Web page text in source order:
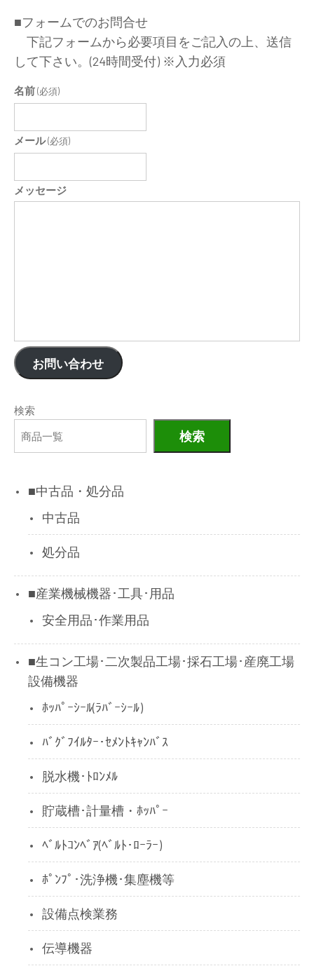
■フォームでのお問合せ
下記フォームから必要項目をご記入の上、送信
して下さい。(24時間受付) ※入力必須
名前(必須)
メール(必須)
メッセージ
お問い合わせ
検索
検索
■中古品・処分品
中古品
処分品
■産業機械機器･工具･用品
安全用品･作業用品
■生コン工場･二次製品工場･採石工場･産廃工場
設備機器
ﾎｯﾊﾟｰｼｰﾙ(ﾗﾊﾞｰｼｰﾙ)
ﾊﾞｸﾞﾌｲﾙﾀｰ･ｾﾒﾝﾄｷｬﾝﾊﾞｽ
脱水機･ﾄﾛﾝﾒﾙ
貯蔵槽･計量槽・ﾎｯﾊﾟｰ
ﾍﾞﾙﾄｺﾝﾍﾞｱ(ﾍﾞﾙﾄ･ﾛｰﾗｰ)
ﾎﾟﾝﾌﾟ･洗浄機･集塵機等
設備点検業務
伝導機器